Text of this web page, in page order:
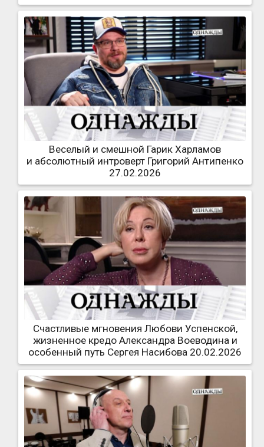
Веселый и смешной Гарик Харламов
и абсолютный интроверт Григорий Антипенко
27.02.2026
Счастливые мгновения Любови Успенской,
жизненное кредо Александра Воеводина и
особенный путь Сергея Насибова 20.02.2026